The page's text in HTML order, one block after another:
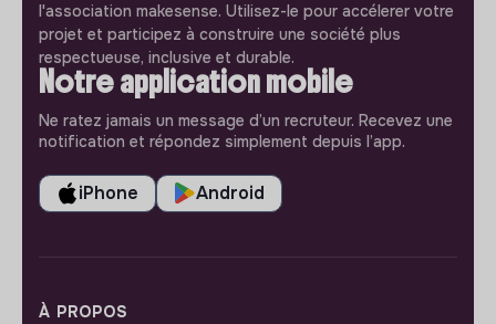
l'association makesense. Utilisez-le pour accélerer votre
projet et participez à construire une société plus
respectueuse, inclusive et durable.
Notre application mobile
Ne ratez jamais un message d’un recruteur. Recevez une
notification et répondez simplement depuis l’app.
iPhone Android
À PROPOS